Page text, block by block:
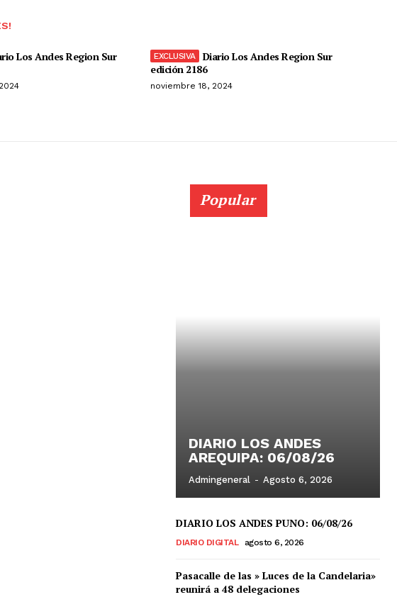
Los Andes Region Sur
Diario Los Andes Region Sur
edición 2186
noviembre 18, 2024
Popular
DIARIO LOS ANDES
AREQUIPA: 06/08/26
Admingeneral - Agosto 6, 2026
DIARIO LOS ANDES PUNO: 06/08/26
DIARIO DIGITAL agosto 6, 2026
Pasacalle de las » Luces de la Candelaria»
reunirá a 48 delegaciones